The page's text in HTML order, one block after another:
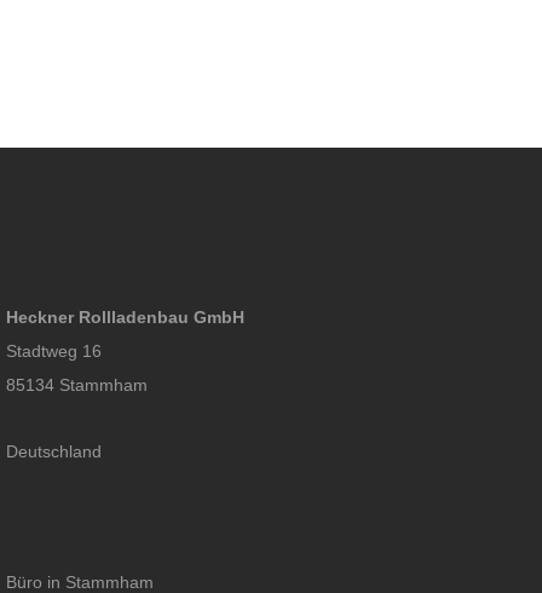
Heckner Rollladenbau GmbH
Stadtweg 16
85134 Stammham
Deutschland
Büro in Stammham